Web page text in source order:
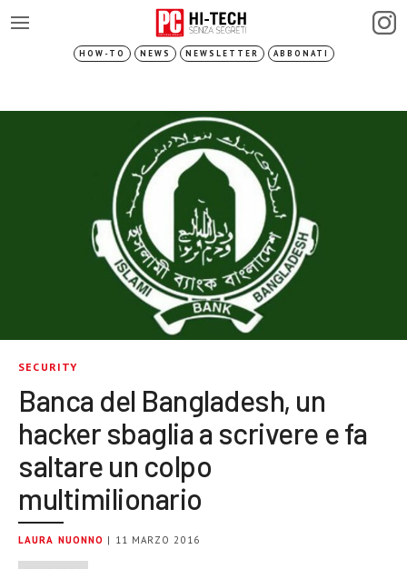
HOW-TO NEWS NEWSLETTER ABBONATI
SECURITY
Banca del Bangladesh, un
hacker sbaglia a scrivere e fa
saltare un colpo
multimilionario
LAURA NUONNO | 11 MARZO 2016